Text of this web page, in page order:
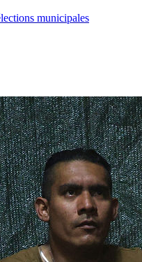
municipales